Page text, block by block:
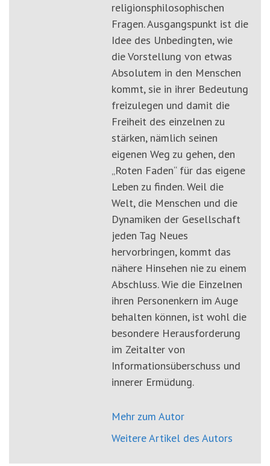
religionsphilosophischen
Fragen. Ausgangspunkt ist die
Idee des Unbedingten, wie
die Vorstellung von etwas
Absolutem in den Menschen
kommt, sie in ihrer Bedeutung
freizulegen und damit die
Freiheit des einzelnen zu
stärken, nämlich seinen
eigenen Weg zu gehen, den
„Roten Faden“ für das eigene
Leben zu finden. Weil die
Welt, die Menschen und die
Dynamiken der Gesellschaft
jeden Tag Neues
hervorbringen, kommt das
nähere Hinsehen nie zu einem
Abschluss. Wie die Einzelnen
ihren Personenkern im Auge
behalten können, ist wohl die
besondere Herausforderung
im Zeitalter von
Informationsüberschuss und
innerer Ermüdung.
Mehr zum Autor
Weitere Artikel des Autors